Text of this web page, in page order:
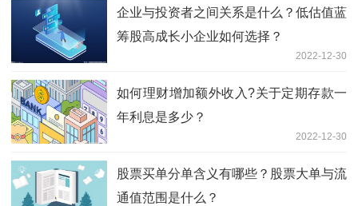
企业与投资者之间关系是什么？低估值蓝
筹股高成长小企业如何选择？
2022-12-30
如何理财增加额外收入?关于定期存款一
年利息是多少？
2022-12-30
股票买单分单含义有哪些？股票大单与流
通值范围是什么？